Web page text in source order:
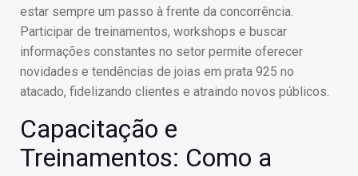
estar sempre um passo à frente da concorrência.
Participar de treinamentos, workshops e buscar
informações constantes no setor permite oferecer
novidades e tendências de joias em prata 925 no
atacado, fidelizando clientes e atraindo novos públicos.
Capacitação e
Treinamentos: Como a